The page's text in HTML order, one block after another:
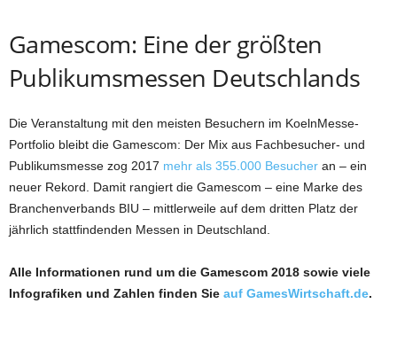
Gamescom: Eine der größten
Publikumsmessen Deutschlands
Die Veranstaltung mit den meisten Besuchern im KoelnMesse-
Portfolio bleibt die Gamescom: Der Mix aus Fachbesucher- und
Publikumsmesse zog 2017 mehr als 355.000 Besucher an – ein
neuer Rekord. Damit rangiert die Gamescom – eine Marke des
Branchenverbands BIU – mittlerweile auf dem dritten Platz der
jährlich stattfindenden Messen in Deutschland.
Alle Informationen rund um die Gamescom 2018 sowie viele
Infografiken und Zahlen finden Sie auf GamesWirtschaft.de.